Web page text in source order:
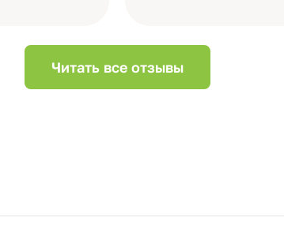
Читать все отзывы